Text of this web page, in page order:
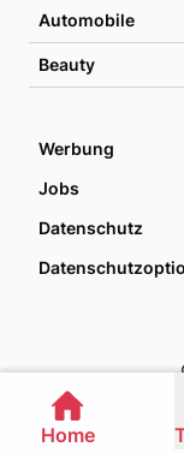
Automobile
Beauty
Werbung
Jobs
Datenschutz
Home